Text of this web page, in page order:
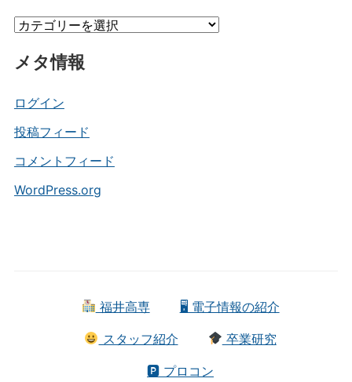
ブ
カ
ゴ
ー
メタ情報
ログイン
投稿フィード
コメントフィード
WordPress.org
福井高専 🖥 電子情報の紹介
スタッフ紹介 卒業研究
🅿 プロコン